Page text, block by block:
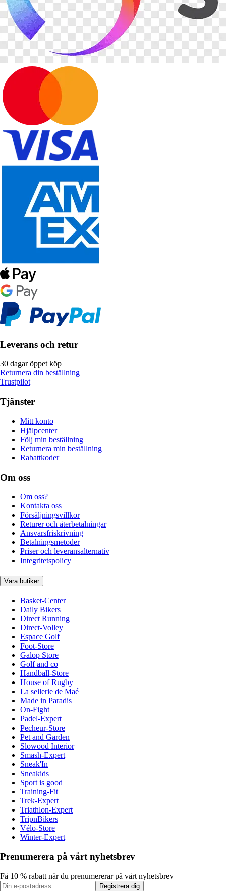
Leverans och retur
30 dagar öppet köp
Returnera din beställning
Trustpilot
Tjänster
Mitt konto
Hjälpcenter
Följ min beställning
Returnera min beställning
Rabattkoder
Om oss
Om oss?
Kontakta oss
Försäljningsvillkor
Returer och återbetalningar
Ansvarsfriskrivning
Betalningsmetoder
Priser och leveransalternativ
Integritetspolicy
Våra butiker
Basket-Center
Daily Bikers
Direct Running
Direct-Volley
Espace Golf
Foot-Store
Galop Store
Golf and co
Handball-Store
House of Rugby
La sellerie de Maé
Made in Paradis
On-Fight
Padel-Expert
Pecheur-Store
Pet and Garden
Slowood Interior
Smash-Expert
Sneak'In
Sneakids
Sport is good
Training-Fit
Trek-Expert
Triathlon-Expert
TripnBikers
Vélo-Store
Winter-Expert
Prenumerera på vårt nyhetsbrev
Få 10 % rabatt när du prenumererar på vårt nyhetsbrev
Registrera dig